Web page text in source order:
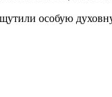
особую